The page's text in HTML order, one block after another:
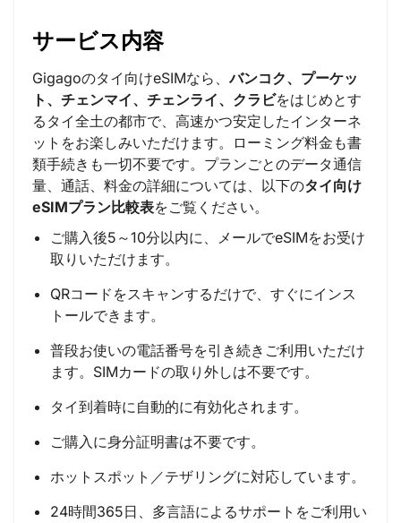
サービス内容
Gigagoのタイ向けeSIMなら、バンコク、プーケッ
ト、チェンマイ、チェンライ、クラビをはじめとす
るタイ全土の都市で、高速かつ安定したインターネ
ットをお楽しみいただけます。ローミング料金も書
類手続きも一切不要です。プランごとのデータ通信
量、通話、料金の詳細については、以下のタイ向け
eSIMプラン比較表をご覧ください。
ご購入後5～10分以内に、メールでeSIMをお受け
取りいただけます。
QRコードをスキャンするだけで、すぐにインス
トールできます。
普段お使いの電話番号を引き続きご利用いただけ
ます。SIMカードの取り外しは不要です。
タイ到着時に自動的に有効化されます。
ご購入に身分証明書は不要です。
ホットスポット／テザリングに対応しています。
24時間365日、多言語によるサポートをご利用い